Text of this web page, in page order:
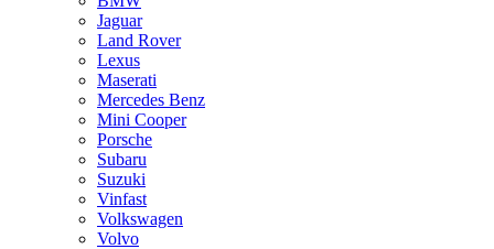
Jaguar
Land Rover
Lexus
Maserati
Mercedes Benz
Mini Cooper
Porsche
Subaru
Suzuki
Vinfast
Volkswagen
Volvo